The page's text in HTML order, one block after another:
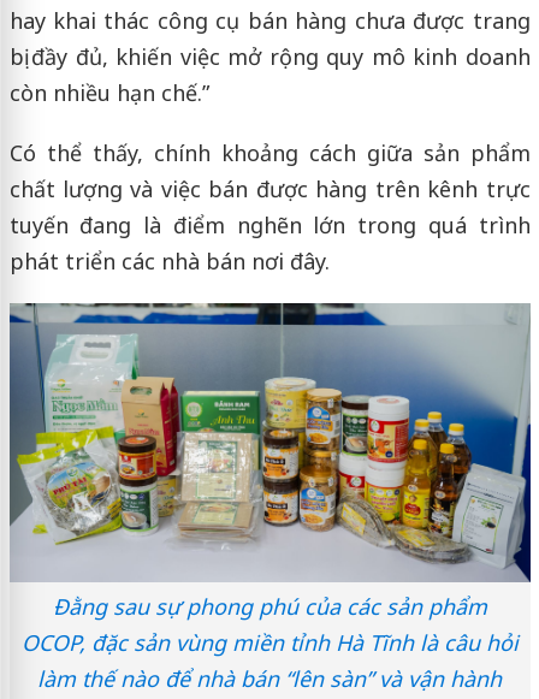
hay khai thác công cụ bán hàng chưa được trang
bị đầy đủ, khiến việc mở rộng quy mô kinh doanh
còn nhiều hạn chế.”
Có thể thấy, chính khoảng cách giữa sản phẩm
chất lượng và việc bán được hàng trên kênh trực
tuyến đang là điểm nghẽn lớn trong quá trình
phát triển các nhà bán nơi đây.
Đằng sau sự phong phú của các sản phẩm
OCOP, đặc sản vùng miền tỉnh Hà Tĩnh là câu hỏi
làm thế nào để nhà bán “lên sàn” và vận hành